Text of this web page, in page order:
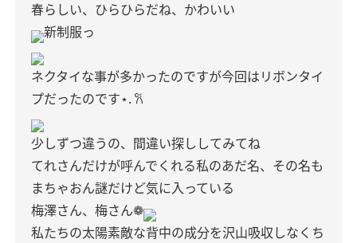
春らしい、ひらひらだね、かわいい
新制服っ
ネクタイな事が多かったのですが今回はリボンタイ
プだったのです⋆. 𐙚
少しずつ違うの、間違い探ししてみてね
てれさんだけが呼んでくれる私のあだ名、その名も
まちゃおん謎だけど気に入っている
梅澤さん、梅さん❁︎
私たちの太陽素敵な背中の成分を沢山吸収しなくち